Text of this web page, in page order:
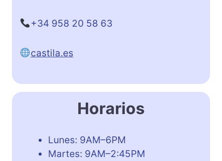
+34 958 20 58 63
castila.es
Horarios
Lunes: 9AM–6PM
Martes: 9AM–2:45PM